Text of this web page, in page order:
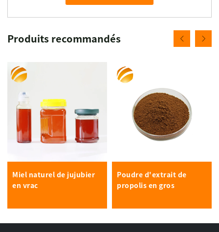
Produits recommandés
Miel naturel de jujubier
en vrac
Poudre d'extrait de
propolis en gros